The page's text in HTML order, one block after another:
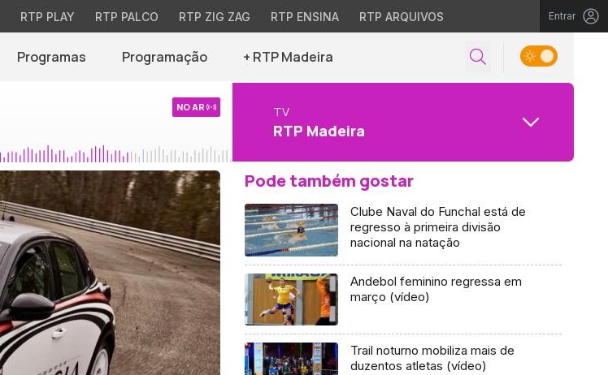
RTP PLAY RTP PALCO RTP ZIG ZAG RTP ENSINA RTP ARQUIVOS Entrar
Programas Programação + RTP Madeira
NO AR TV
RTP Madeira
Pode também gostar
Clube Naval do Funchal está de
regresso à primeira divisão
nacional na natação
Andebol feminino regressa em
março (vídeo)
Trail noturno mobiliza mais de
duzentos atletas (vídeo)